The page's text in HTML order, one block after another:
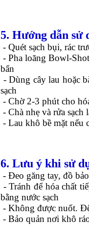
5. Hướng dẫn sử
- Quét sạch bụi, rác
- Pha loãng Bowl-
bẩn
-Dùng cây lau hoặc
sạch
- Chờ 2-3 phút cho
- Chà nhẹ và rửa sạch
- Lau khô bề mặt nếu
6. Lưu ý khi sử
- Đeo găng tay, đồ
-Tránh để hóa chất
bằng nước sạch
- Không được nuốt.
- Bảo quản nơi khô